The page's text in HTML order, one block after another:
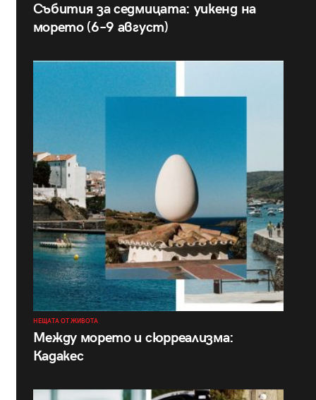
Събития за седмицата: уикенд на
морето (6–9 август)
НЕЩАТА ОТ ЖИВОТА
Между морето и сюрреализма:
Кадакес